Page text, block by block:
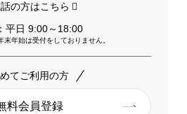
の方はこちら
平日 9:00～18:00
末年始は受付をしておりません。
てご利用の方
料会員登録